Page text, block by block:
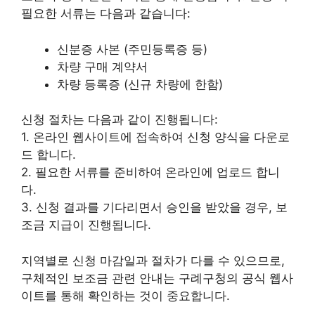
필요한 서류는 다음과 같습니다:
신분증 사본 (주민등록증 등)
차량 구매 계약서
차량 등록증 (신규 차량에 한함)
신청 절차는 다음과 같이 진행됩니다:
1. 온라인 웹사이트에 접속하여 신청 양식을 다운로
드 합니다.
2. 필요한 서류를 준비하여 온라인에 업로드 합니
다.
3. 신청 결과를 기다리면서 승인을 받았을 경우, 보
조금 지급이 진행됩니다.
지역별로 신청 마감일과 절차가 다를 수 있으므로,
구체적인 보조금 관련 안내는 구례구청의 공식 웹사
이트를 통해 확인하는 것이 중요합니다.